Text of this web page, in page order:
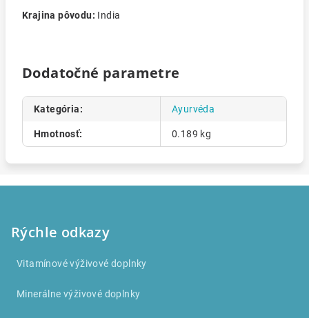
Krajina pôvodu: India
Dodatočné parametre
Kategória: Ayurvéda
Hmotnosť: 0.189 kg
Rýchle odkazy
Vitamínové výživové doplnky
Minerálne výživové doplnky